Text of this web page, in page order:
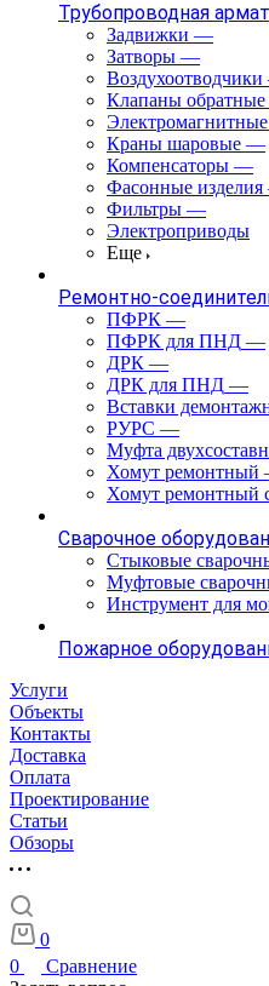
Трубопроводная
Задвижки —
Затворы —
Воздухоотводчики
Клапаны обратные
Краны шаровые —
Компенсаторы —
Фасонные изделия
Фильтры —
Электроприводы
Еще
Ремонтно-
ПФРК —
ПФРК для ПНД —
ДРК —
ДРК для ПНД —
Вставки
РУРС —
Муфта
Хомут ремонтный
Хомут ремонтный
Сварочное
Стыковые
Муфтовые
Инструмент для
Пожарное
Услуги
Объекты
Контакты
Доставка
Оплата
Проектирование
Статьи
Обзоры
0
0
Сравнение